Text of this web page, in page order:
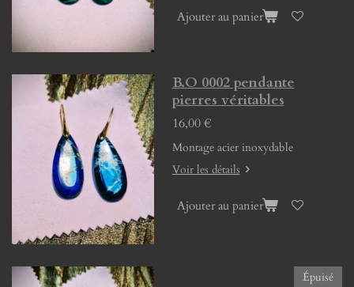
Ajouter au panier
B.O 0002 pendante
pierres véritables
16,00 €
Montage acier inoxydable
Voir les détails
Ajouter au panier
Épuisé